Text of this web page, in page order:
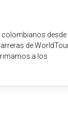
colombianos desde
de
a los